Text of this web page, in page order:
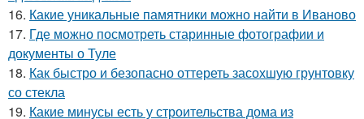
16. Какие уникальные памятники можно найти в Иваново
17. Где можно посмотреть старинные фотографии и
документы о Туле
18. Как быстро и безопасно оттереть засохшую грунтовку
со стекла
19. Какие минусы есть у строительства дома из